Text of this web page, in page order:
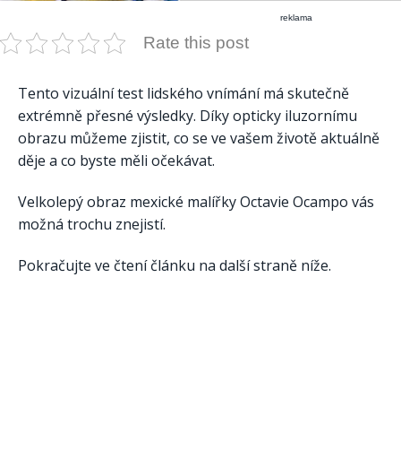
reklama
Rate this post
Tento vizuální test lidského vnímání má skutečně
extrémně přesné výsledky. Díky opticky iluzornímu
obrazu můžeme zjistit, co se ve vašem životě aktuálně
děje a co byste měli očekávat.
Velkolepý obraz mexické malířky Octavie Ocampo vás
možná trochu znejistí.
Pokračujte ve čtení článku na další straně níže.